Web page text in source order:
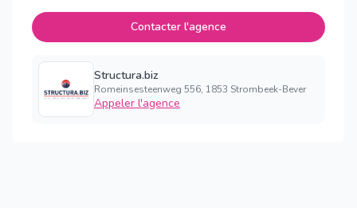
Contacter l'agence
Structura.biz
Romeinsesteenweg 556, 1853 Strombeek-Bever
Appeler l'agence